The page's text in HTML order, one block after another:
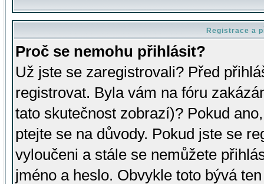
Registrace a
Proč se nemohu přihlásit?
Už jste se zaregistrovali? Před
registrovat. Byla vám na fóru
tato skutečnost zobrazí)? Pokud
ptejte se na důvody. Pokud jste se
vyloučeni a stále se nemůžete
jméno a heslo. Obvykle toto bývá